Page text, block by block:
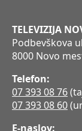
TELEVIZIJA
Podbevškova
8000 Novo
Telefon:
07 393 08 76
07 393 08 60
E-naslov: